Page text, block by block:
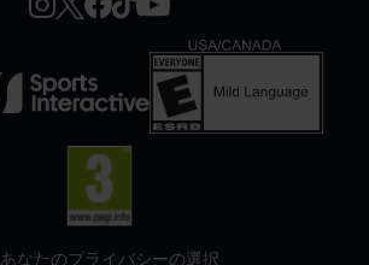
あなたのプライバシーの選択